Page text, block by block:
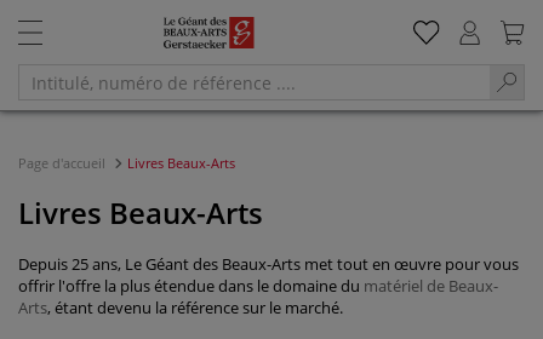
Page d'accueil Livres Beaux-Arts
Livres Beaux-Arts
Depuis 25 ans, Le Géant des Beaux-Arts met tout en œuvre pour vous
offrir l'offre la plus étendue dans le domaine du matériel de Beaux-
Arts, étant devenu la référence sur le marché.